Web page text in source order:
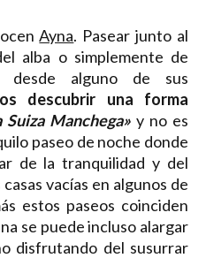
Ayna. Pasear junto al
alba o simplemente de
desde alguno de sus
descubrir una forma
Suiza Manchega» y no es
paseo de noche donde
de la tranquilidad y del
vacías en algunos de
estos paseos coinciden
se puede incluso alargar
disfrutando del susurrar